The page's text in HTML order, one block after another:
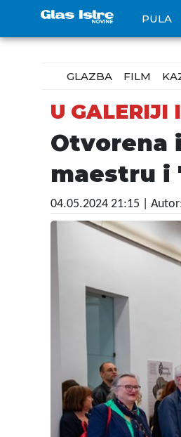
PULA
GLAZBA FILM
U GALERIJI
Otvorena
maestru i
04.05.2024 21:15 |